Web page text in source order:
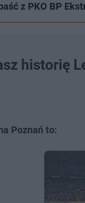
z PKO BP
historię
Poznań to: